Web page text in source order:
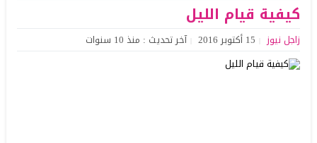
كيفية قيام الليل
زاجل نيوز 15 أكتوبر 2016 آخر تحديث : منذ 10 سنوات